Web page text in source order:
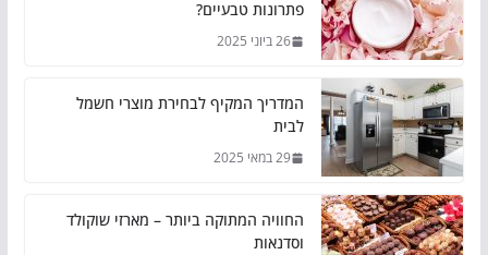
פתרונות טבעיים?
26 ביוני 2025
המדריך המקיף לבחירת מוצרי חשמל
לבית
29 במאי 2025
החוויה המתוקה ביותר – מארזי שוקולד
וסדנאות